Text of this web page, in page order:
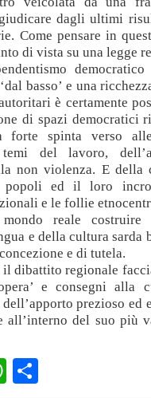
dagli ultimi
Come pensare in
di vista su una legge
basso’ e una
è certamente
di spazi democratici
forte spinta verso
del lavoro,
non violenza. E della
popoli ed il loro
e le follie
reale costruire
e della cultura sarda
e di tutela.
il dibattito regionale
e consegni alla
prezioso ed
all’interno del suo più
WhatsApp